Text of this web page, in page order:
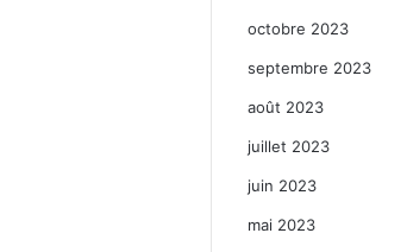
octobre 2023
septembre 2023
août 2023
juillet 2023
juin 2023
mai 2023